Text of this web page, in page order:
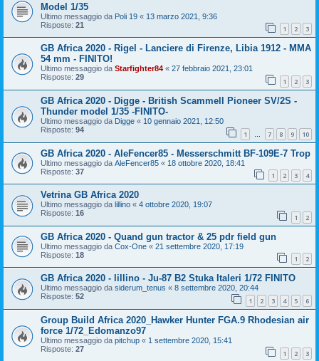
Model 1/35
Ultimo messaggio da Poli 19 « 13 marzo 2021, 9:36
Risposte: 21 1 2 3
GB Africa 2020 - Rigel - Lanciere di Firenze, Libia 1912 - MMA
54 mm - FINITO!
Ultimo messaggio da Starfighter84 « 27 febbraio 2021, 23:01
Risposte: 29 1 2 3
GB Africa 2020 - Digge - British Scammell Pioneer SV/2S -
Thunder model 1/35 -FINITO-
Ultimo messaggio da Digge « 10 gennaio 2021, 12:50
Risposte: 94 1 … 7 8 9 10
GB Africa 2020 - AleFencer85 - Messerschmitt BF-109E-7 Trop
Ultimo messaggio da AleFencer85 « 18 ottobre 2020, 18:41
Risposte: 37 1 2 3 4
Vetrina GB Africa 2020
Ultimo messaggio da lillino « 4 ottobre 2020, 19:07
Risposte: 16 1 2
GB Africa 2020 - Quand gun tractor & 25 pdr field gun
Ultimo messaggio da Cox-One « 21 settembre 2020, 17:19
Risposte: 18 1 2
GB Africa 2020 - lillino - Ju-87 B2 Stuka Italeri 1/72 FINITO
Ultimo messaggio da siderum_tenus « 8 settembre 2020, 20:44
Risposte: 52 1 2 3 4 5 6
Group Build Africa 2020_Hawker Hunter FGA.9 Rhodesian air
force 1/72_Edomanzo97
Ultimo messaggio da pitchup « 1 settembre 2020, 15:41
Risposte: 27 1 2 3